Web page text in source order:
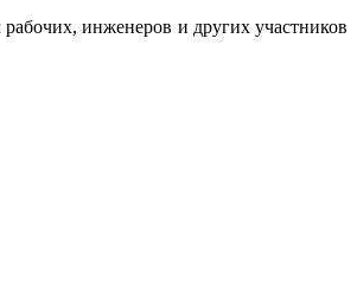
инженеров и других участников